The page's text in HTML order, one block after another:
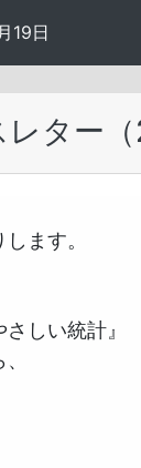
19日
ター（
ます。
しい統計』